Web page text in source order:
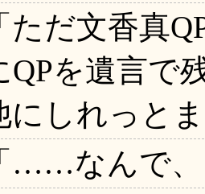
ただ文香真
QPを遺言で
にしれっと
……なんで